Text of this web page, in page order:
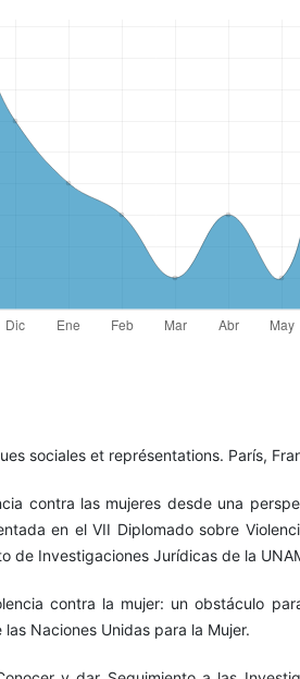
sociales et représentations. París,
contra las mujeres desde una
en el VII Diplomado sobre
de Investigaciones Jurídicas de la
contra la mujer: un obstáculo
las Naciones Unidas para la Mujer.